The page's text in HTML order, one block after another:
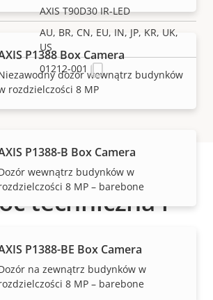
P1388 Box Camera
dozór wewnątrz budynków
rozdzielczości 8 MP
P1388-B Box Camera
wewnątrz budynków w
8 MP – barebone
P1388-BE Box Camera
na zewnątrz budynków w
8 MP – barebone
AXIS T90D30 IR-LED
AU, BR, CN, EU, IN, JP, KR, UK,
US
01212-001
techniczna i
zasoby
informacji o produktach lub
firmy Axis albo pomocy jednego z